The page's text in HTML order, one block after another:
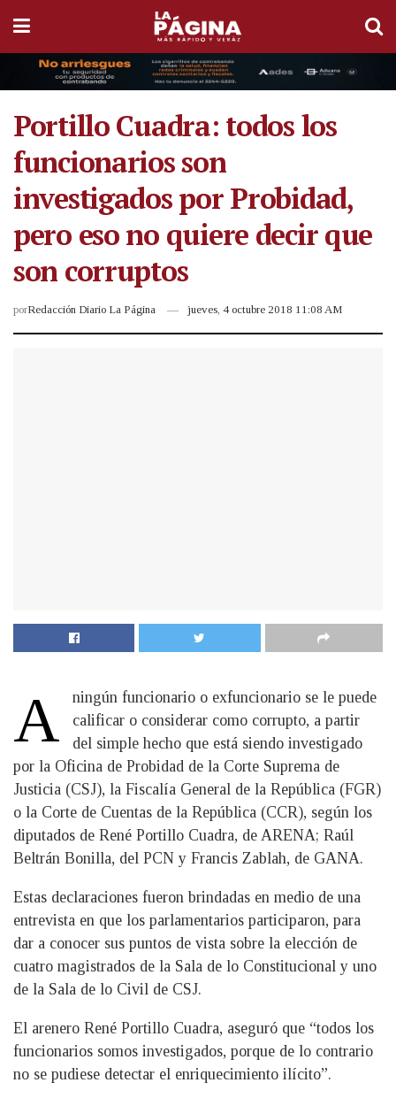
Portillo Cuadra: todos los
funcionarios son
investigados por Probidad,
pero eso no quiere decir que
son corruptos
porRedacción Diario La Página jueves, 4 octubre 2018 11:08 AM
A
ningún funcionario o exfuncionario se le puede
calificar o considerar como corrupto, a partir
del simple hecho que está siendo investigado
por la Oficina de Probidad de la Corte Suprema de
Justicia (CSJ), la Fiscalía General de la República (FGR)
o la Corte de Cuentas de la República (CCR), según los
diputados de René Portillo Cuadra, de ARENA; Raúl
Beltrán Bonilla, del PCN y Francis Zablah, de GANA.
Estas declaraciones fueron brindadas en medio de una
entrevista en que los parlamentarios participaron, para
dar a conocer sus puntos de vista sobre la elección de
cuatro magistrados de la Sala de lo Constitucional y uno
de la Sala de lo Civil de CSJ.
El arenero René Portillo Cuadra, aseguró que “todos los
funcionarios somos investigados, porque de lo contrario
no se pudiese detectar el enriquecimiento ilícito”.